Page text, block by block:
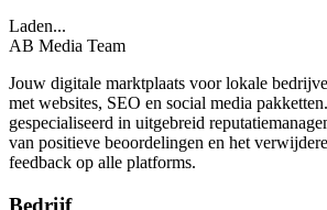
Laden...
AB Media Team
Jouw digitale marktplaats voor lokale
met websites, SEO en social media
gespecialiseerd in uitgebreid
van positieve beoordelingen en het
feedback op alle platforms.
Bedrijf